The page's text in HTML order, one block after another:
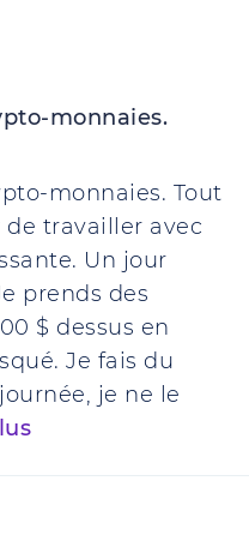
monnaies.
monnaies. Tout
travailler avec
Un jour
prends des
$ dessus en
Je fais du
je ne le